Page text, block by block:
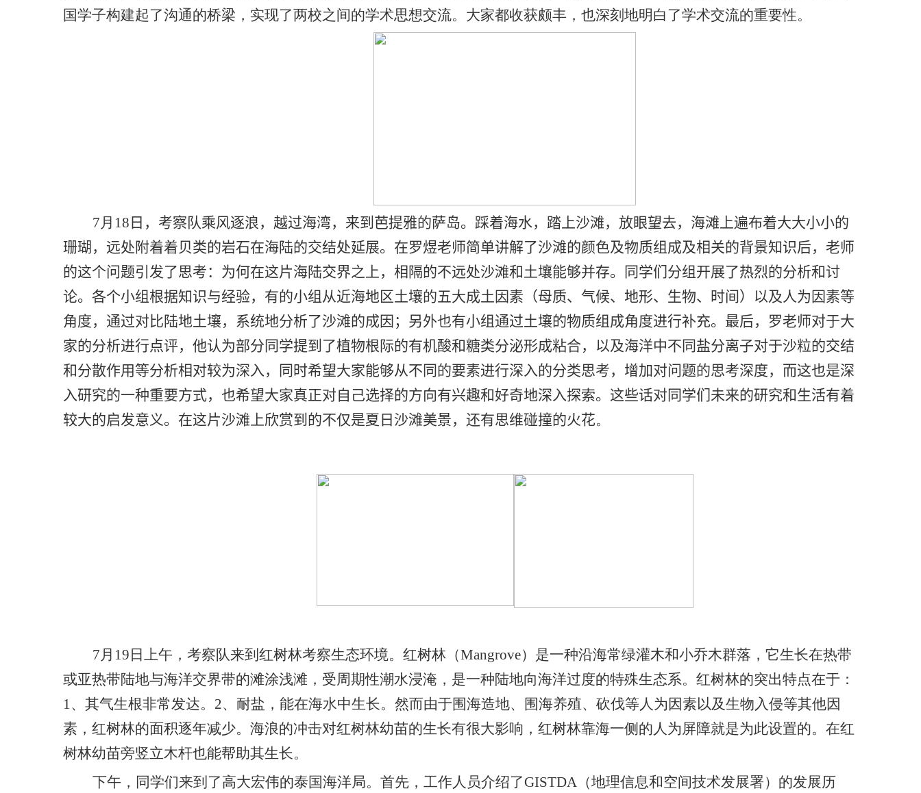
国学子构建起了沟通的桥梁，实现了两校之间的学术思想交流。大家都收获颇丰，也深刻地明白了学术交流的重要性。
7 月 18 日，考察队乘风逐浪，越过海湾，来到芭提雅的萨岛。踩着海水，踏上沙滩，放眼望去，海滩上遍布着大大小小的
珊瑚，远处附着着贝类的岩石在海陆的交结处延展。在罗煜老师简单讲解了沙滩的颜色及物质组成及相关的背景知识后，老师
的这个问题引发了思考：为何在这片海陆交界之上，相隔的不远处沙滩和土壤能够并存。同学们分组开展了热烈的分析和讨
论。各个小组根据知识与经验，有的小组从近海地区土壤的五大成土因素（母质、气候、地形、生物、时间）以及人为因素等
角度，通过对比陆地土壤，系统地分析了沙滩的成因；另外也有小组通过土壤的物质组成角度进行补充。最后，罗老师对于大
家的分析进行点评，他认为部分同学提到了植物根际的有机酸和糖类分泌形成粘合，以及海洋中不同盐分离子对于沙粒的交结
和分散作用等分析相对较为深入，同时希望大家能够从不同的要素进行深入的分类思考，增加对问题的思考深度，而这也是深
入研究的一种重要方式，也希望大家真正对自己选择的方向有兴趣和好奇地深入探索。这些话对同学们未来的研究和生活有着
较大的启发意义。在这片沙滩上欣赏到的不仅是夏日沙滩美景，还有思维碰撞的火花。
7 月 19 日上午，考察队来到红树林考察生态环境。红树林（Mangrove）是一种沿海常绿灌木和小乔木群落，它生长在热带
或亚热带陆地与海洋交界带的滩涂浅滩，受周期性潮水浸淹，是一种陆地向海洋过度的特殊生态系。红树林的突出特点在于：
1 、其气生根非常发达。 2、耐盐，能在海水中生长。然而由于围海造地、围海养殖、砍伐等人为因素以及生物入侵等其他因
素，红树林的面积逐年减少。海浪的冲击对红树林幼苗的生长有很大影响，红树林靠海一侧的人为屏障就是为此设置的。在红
树林幼苗旁竖立木杆也能帮助其生长。
下午，同学们来到了高大宏伟的泰国海洋局。首先，工作人员介绍了GISTDA （地理信息和空间技术发展署）的发展历